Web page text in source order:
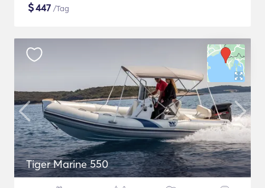
$447 /Tag
Tiger Marine 550